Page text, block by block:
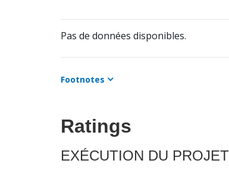
Pas de données disponibles.
Footnotes
Ratings
EXÉCUTION DU PROJET